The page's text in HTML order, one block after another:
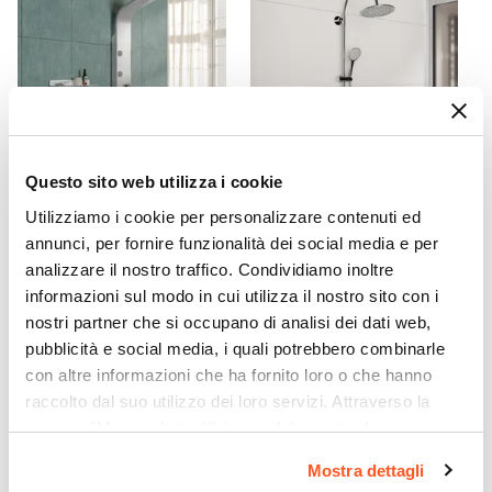
Questo sito web utilizza i cookie
Utilizziamo i cookie per personalizzare contenuti ed
annunci, per fornire funzionalità dei social media e per
analizzare il nostro traffico. Condividiamo inoltre
informazioni sul modo in cui utilizza il nostro sito con i
nostri partner che si occupano di analisi dei dati web,
pubblicità e social media, i quali potrebbero combinarle
con altre informazioni che ha fornito loro o che hanno
raccolto dal suo utilizzo dei loro servizi. Attraverso la
sezione "Mostra dettagli" è possibile gestire le proprie
momento. Per maggiori informazioni si invita a leggere la
Mostra dettagli
95,4 cm
Entrata
Su lato lungo
Vetro temperato
Finitura Anta
Opaco
Anticalcare
Si
Spessore Anta
6 mm
Materiale Profilo
CODICE: LUXURY
Pannello doccia in acciaio
inox con soffione
idromassaggio - Luxury
€ 182,00
CODICE:
Colonna doccia
termostatica cromata con
doccetta e soffione 24 cm
€ 114,00